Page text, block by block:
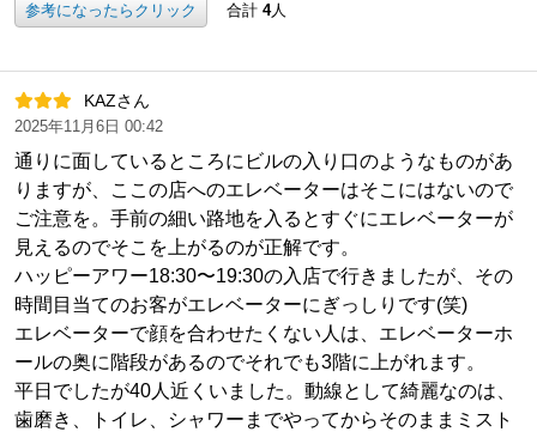
参考になったらクリック 合計 4人
KAZさん
2025年11月6日 00:42
通りに面しているところにビルの入り口のようなものがあ
りますが、ここの店へのエレベーターはそこにはないので
ご注意を。手前の細い路地を入るとすぐにエレベーターが
見えるのでそこを上がるのが正解です。
ハッピーアワー18:30〜19:30の入店で行きましたが、その
時間目当てのお客がエレベーターにぎっしりです(笑)
エレベーターで顔を合わせたくない人は、エレベーターホ
ールの奥に階段があるのでそれでも3階に上がれます。
平日でしたが40人近くいました。動線として綺麗なのは、
歯磨き、トイレ、シャワーまでやってからそのままミスト